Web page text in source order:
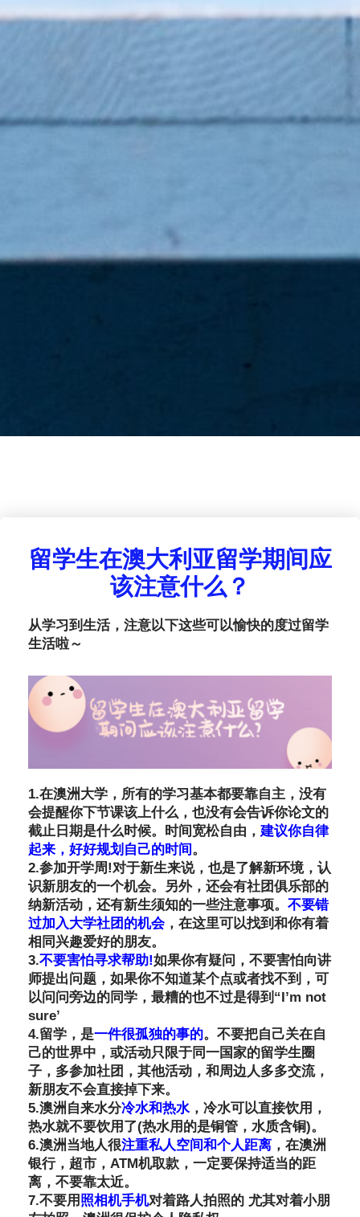
留学生在澳大利亚留学期间应
该注意什么？
从学习到生活，注意以下这些可以愉快的度过留学
生活啦～
1.在澳洲大学，所有的学习基本都要靠自主，没有
会提醒你下节课该上什么，也没有会告诉你论文的
截止日期是什么时候。时间宽松自由， 建议你自律
起来，好好规划自己的时间 。
2.参加开学周!对于新生来说，也是了解新环境，认
识新朋友的一个机会。另外，还会有社团俱乐部的
纳新活动，还有新生须知的一些注意事项。 不要错
过加入大学社团的机会 ，在这里可以找到和你有着
相同兴趣爱好的朋友。
3.不要害怕寻求帮助!如果你有疑问，不要害怕向讲
师提出问题，如果你不知道某个点或者找不到，可
以问问旁边的同学，最糟的也不过是得到“I’m not
sure’
4.留学，是一件很孤独的事的。不要把自己关在自
己的世界中，或活动只限于同一国家的留学生圈
子，多参加社团，其他活动，和周边人多多交流，
新朋友不会直接掉下来。
5.澳洲自来水分冷水和热水 ，冷水可以直接饮用，
热水就不要饮用了(热水用的是铜管，水质含铜)。
6.澳洲当地人很注重私人空间和个人距离 ，在澳洲
银行，超市，ATM机取款，一定要保持适当的距
离，不要靠太近。
7.不要用 照相机手机对着路人拍照的 尤其对着小朋